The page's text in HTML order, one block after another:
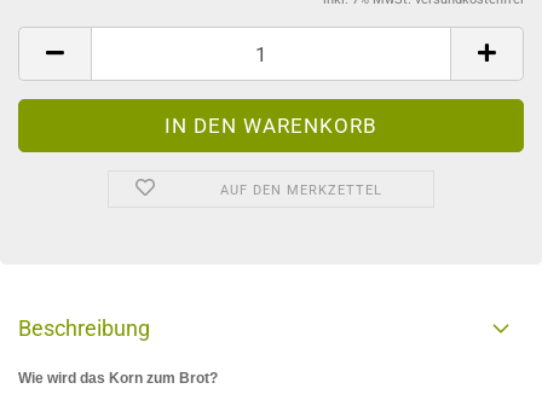
AUF DEN MERKZETTEL
Beschreibung
Wie wird das Korn zum Brot?